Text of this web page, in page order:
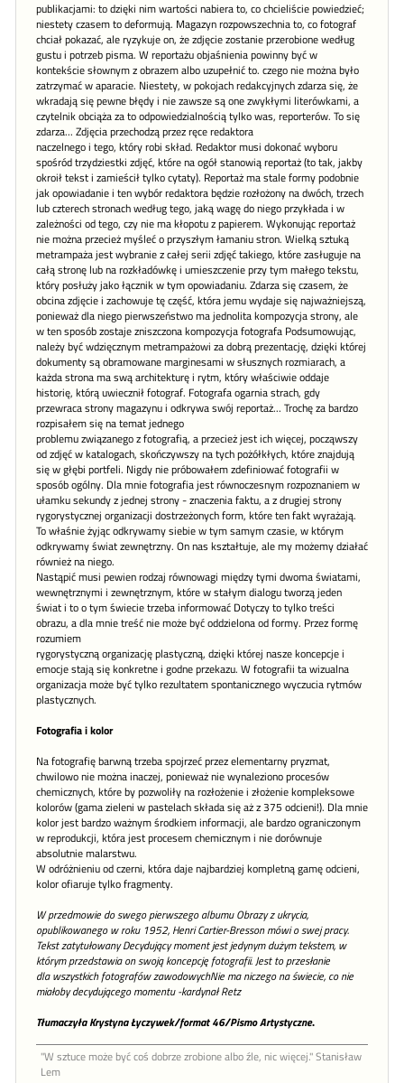
publikacjami: to dzięki nim wartości nabiera to, co chcieliście powiedzieć;
niestety czasem to deformują. Magazyn rozpowszechnia to, co fotograf
chciał pokazać, ale ryzykuje on, że zdjęcie zostanie przerobione według
gustu i potrzeb pisma. W reportażu objaśnienia powinny być w
kontekście słownym z obrazem albo uzupełnić to. czego nie można było
zatrzymać w aparacie. Niestety, w pokojach redakcyjnych zdarza się, że
wkradają się pewne błędy i nie zawsze są one zwykłymi literówkami, a
czytelnik obciąża za to odpowiedzialnością tylko was, reporterów. To się
zdarza... Zdjęcia przechodzą przez ręce redaktora
naczelnego i tego, który robi skład. Redaktor musi dokonać wyboru
spośród trzydziestki zdjęć, które na ogół stanowią reportaż (to tak, jakby
okroił tekst i zamieścił tylko cytaty). Reportaż ma stale formy podobnie
jak opowiadanie i ten wybór redaktora będzie rozłożony na dwóch, trzech
lub czterech stronach według tego, jaką wagę do niego przykłada i w
zależności od tego, czy nie ma kłopotu z papierem. Wykonując reportaż
nie można przecież myśleć o przyszłym łamaniu stron. Wielką sztuką
metrampaża jest wybranie z całej serii zdjęć takiego, które zasługuje na
całą stronę lub na rozkładówkę i umieszczenie przy tym małego tekstu,
który posłuży jako łącznik w tym opowiadaniu. Zdarza się czasem, że
obcina zdjęcie i zachowuje tę część, która jemu wydaje się najważniejszą,
ponieważ dla niego pierwszeństwo ma jednolita kompozycja strony, ale
w ten sposób zostaje zniszczona kompozycja fotografa Podsumowując,
należy być wdzięcznym metrampażowi za dobrą prezentację, dzięki której
dokumenty są obramowane marginesami w słusznych rozmiarach, a
każda strona ma swą architekturę i rytm, który właściwie oddaje
historię, którą uwiecznił fotograf. Fotografa ogarnia strach, gdy
przewraca strony magazynu i odkrywa swój reportaż... Trochę za bardzo
rozpisałem się na temat jednego
problemu związanego z fotografią, a przecież jest ich więcej, począwszy
od zdjęć w katalogach, skończywszy na tych pożółkłych, które znajdują
się w głębi portfeli. Nigdy nie próbowałem zdefiniować fotografii w
sposób ogólny. Dla mnie fotografia jest równoczesnym rozpoznaniem w
ułamku sekundy z jednej strony - znaczenia faktu, a z drugiej strony
rygorystycznej organizacji dostrzeżonych form, które ten fakt wyrażają.
To właśnie żyjąc odkrywamy siebie w tym samym czasie, w którym
odkrywamy świat zewnętrzny. On nas kształtuje, ale my możemy działać
również na niego.
Nastąpić musi pewien rodzaj równowagi między tymi dwoma światami,
wewnętrznymi i zewnętrznym, które w stałym dialogu tworzą jeden
świat i to o tym świecie trzeba informować Dotyczy to tylko treści
obrazu, a dla mnie treść nie może być oddzielona od formy. Przez formę
rozumiem
rygorystyczną organizację plastyczną, dzięki której nasze koncepcje i
emocje stają się konkretne i godne przekazu. W fotografii ta wizualna
organizacja może być tylko rezultatem spontanicznego wyczucia rytmów
plastycznych.
Fotografia i kolor
Na fotografię barwną trzeba spojrzeć przez elementarny pryzmat,
chwilowo nie można inaczej, ponieważ nie wynaleziono procesów
chemicznych, które by pozwoliły na rozłożenie i złożenie kompleksowe
kolorów (gama zieleni w pastelach składa się aż z 375 odcieni!). Dla mnie
kolor jest bardzo ważnym środkiem informacji, ale bardzo ograniczonym
w reprodukcji, która jest procesem chemicznym i nie dorównuje
absolutnie malarstwu.
W odróżnieniu od czerni, która daje najbardziej kompletną gamę odcieni,
kolor ofiaruje tylko fragmenty.
W przedmowie do swego pierwszego albumu Obrazy z ukrycia,
opublikowanego w roku 1952, Henri Cartier-Bresson mówi o swej pracy.
Tekst zatytułowany Decydujący moment jest jedynym dużym tekstem, w
którym przedstawia on swoją koncepcję fotografii. Jest to przesłanie
dla wszystkich fotografów zawodowychNie ma niczego na świecie, co nie
miałoby decydującego momentu -kardynał Retz
Tłumaczyła Krystyna Łyczywek/format 46/Pismo Artystyczne.
"W sztu­ce może być coś dob­rze zro­bione al­bo źle, nic więcej." Stanisław
Lem